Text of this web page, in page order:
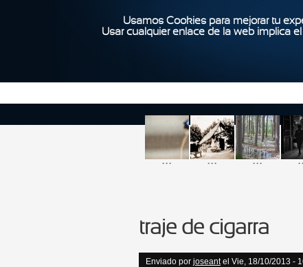
Usamos Cookies para mejorar tu
Usar cualquier enlace de la web implica
... ... ...
traje de cigarra
Enviado por joseantel Vie, 18/10/2013 -